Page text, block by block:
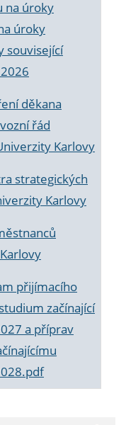
na úroky
úroky
související
děkana
řád
Karlovy
strategických
Karlovy
přijímacího
začínající
a příprav